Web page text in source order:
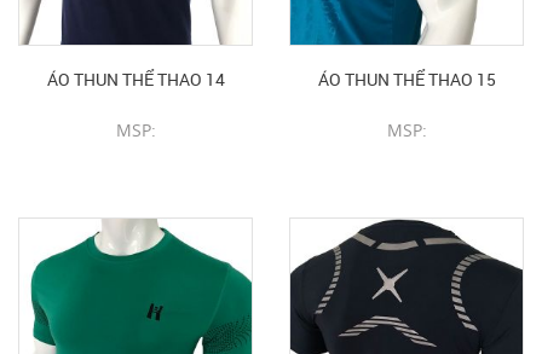
ÁO THUN THỂ THAO 14
MSP:
ÁO THUN THỂ THAO 15
MSP: